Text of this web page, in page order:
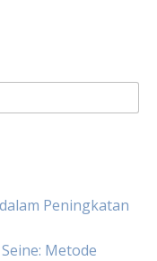
Peningkatan
Metode